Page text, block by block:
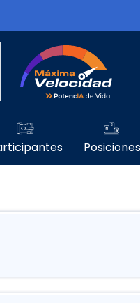
del Ministerio TIC
Posiciones